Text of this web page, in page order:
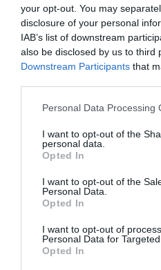
your opt-out. You may
disclosure of your personal
IAB’s list of downstream
also be disclosed by us to third
Downstream Participants that
Please note that this website/
not limited to your visit or
grant or deny consent to
use your data for below
consent section.
Personal Data Processing
I want to opt-out of the
personal data.
Opted In
I want to opt-out of the
Personal Data.
Opted In
I want to opt-out of
Personal Data for Targeted
Opted In